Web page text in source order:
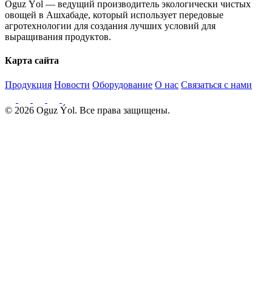
Oguz Ýol — ведущий производитель экологически чистых
овощей в Ашхабаде, который использует передовые
агротехнологии для создания лучших условий для
выращивания продуктов.
Карта сайта
Продукция Новости Оборудование О нас Связаться с нами
© 2026 Oguz Ýol. Все права защищены.